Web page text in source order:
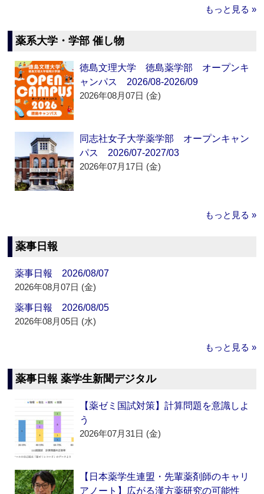
もっと見る »
薬系大学・学部 催し物
徳島文理大学 徳島薬学部 オープンキ
ャンパス 2026/08-2026/09
2026年08月07日 (金)
同志社女子大学薬学部 オープンキャン
パス 2026/07-2027/03
2026年07月17日 (金)
もっと見る »
薬事日報
薬事日報 2026/08/07
2026年08月07日 (金)
薬事日報 2026/08/05
2026年08月05日 (水)
もっと見る »
薬事日報 薬学生新聞デジタル
【薬ゼミ国試対策】計算問題を意識しよ
う
2026年07月31日 (金)
【日本薬学生連盟・先輩薬剤師のキャリ
アノート】広がる漢方薬研究の可能性